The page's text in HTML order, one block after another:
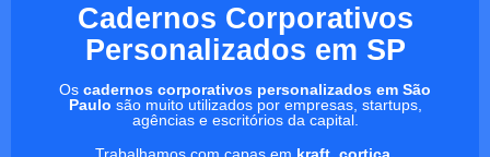
Cadernos Corporativos
Personalizados em SP
Os cadernos corporativos personalizados em São
Paulo são muito utilizados por empresas, startups,
agências e escritórios da capital.
Trabalhamos com capas em kraft, cortiça,